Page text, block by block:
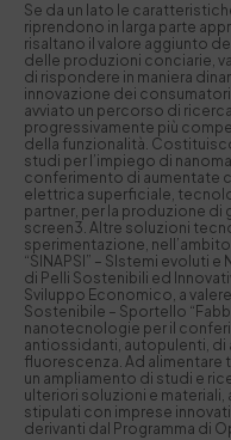
Se da un lato le
riprendono in larga parte
risaltano il valore aggiunto
delle produzioni conciarie,
di rispondere in maniera
innovazione dei
avviato un percorso di
progressivamente più
della funzionalità.
studi per l’impiego di
conferimento di aumentate
elettrica superficiale,
partner, per la produzione di
screen3. Altre soluzioni
sperimentazione,
“SINAPSI” – SIstemi evoluti
di Pelli Sostenibili ed
Sviluppo Economico, a
Sostenibile – Sportello
nanotecnologie per il
antiossidanti, autopulenti, di
fluorescenza. Ad alimentare
un ampliamento di studi e
ulteriori soluzioni e materiali,
stipulati con imprese
derivanti dal Programma di